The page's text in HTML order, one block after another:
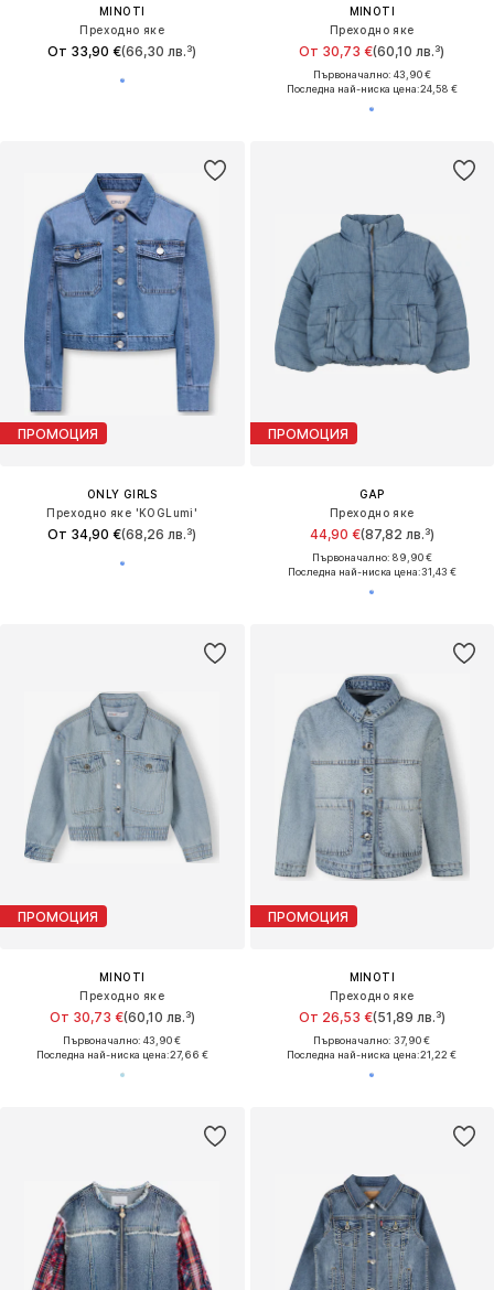
MINOTI
Преходно яке
От 33,90 €(66,30 лв.³)
MINOTI
Преходно яке
От 30,73 €(60,10 лв.³)
Първоначално: 43,90 €
Последна най-ниска цена:24,58 €
ПРОМОЦИЯ
ONLY GIRLS
Преходно яке 'KOGLumi'
От 34,90 €(68,26 лв.³)
ПРОМОЦИЯ
GAP
Преходно яке
44,90 €(87,82 лв.³)
Първоначално: 89,90 €
Последна най-ниска цена:31,43 €
ПРОМОЦИЯ
MINOTI
Преходно яке
От 30,73 €(60,10 лв.³)
Първоначално: 43,90 €
Последна най-ниска цена:27,66 €
ПРОМОЦИЯ
MINOTI
Преходно яке
От 26,53 €(51,89 лв.³)
Първоначално: 37,90 €
Последна най-ниска цена:21,22 €